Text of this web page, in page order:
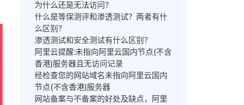
为什么还是无法访问？
什么是等保测评和渗透测试？两者有什
么区别？
渗透测试和安全测试有什么区别？
阿里云提醒:未指向阿里云国内节点(不含
香港)服务器且无访问记录
经检查您的网站域名未指向阿里云国内
节点(不含香港)服务器
网站备案与不备案的好处及缺点，阿里